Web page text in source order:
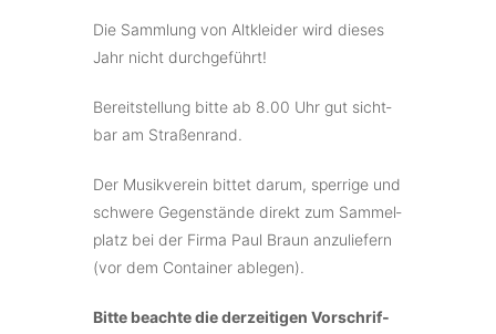
Die Samm­lung von Altklei­der wird dieses
Jahr nicht durchgeführt!
Bereit­stel­lung bitte ab 8.00 Uhr gut sicht­
bar am Straßenrand.
Der Musik­ver­ein bittet darum, sper­ri­ge und
schwe­re Gegen­stän­de direkt zum Sammel­
platz bei der Firma Paul Braun anzu­lie­fern
(vor dem Contai­ner ablegen).
Bitte beach­te die derzei­ti­gen Vorschrif­